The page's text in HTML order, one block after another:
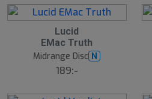
Lucid
EMac Truth
Midrange Disc N
189:-